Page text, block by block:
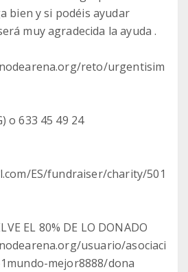
bien y si podéis ayudar
muy agradecida la ayuda .
reto/urgentisim
o 633 45 49 24
ES/fundraiser/charity/501
EL 80% DE LO DONADO
usuario/asociaci
mejor8888/dona